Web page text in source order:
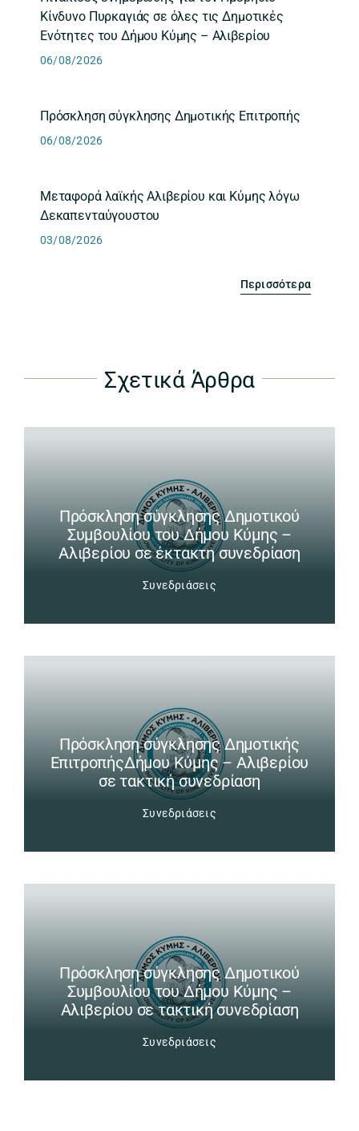
Κίνδυνο Πυρκαγιάς σε όλες τις Δημοτικές
Ενότητες του Δήμου Κύμης – Αλιβερίου
06/08/2026
Πρόσκληση σύγκλησης Δημοτικής Επιτροπής
06/08/2026
Μεταφορά λαϊκής Αλιβερίου και Κύμης λόγω
Δεκαπενταύγουστου
03/08/2026
Περισσότερα
Σχετικά Άρθρα
Πρόσκληση σύγκλησης Δημοτικού
Συμβουλίου του Δήμου Κύμης –
Αλιβερίου σε έκτακτη συνεδρίαση
Συνεδριάσεις
Πρόσκληση σύγκλησης Δημοτικής
ΕπιτροπήςΔήμου Κύμης – Αλιβερίου
σε τακτική συνεδρίαση
Συνεδριάσεις
Πρόσκληση σύγκλησης Δημοτικού
Συμβουλίου του Δήμου Κύμης –
Αλιβερίου σε τακτική συνεδρίαση
Συνεδριάσεις